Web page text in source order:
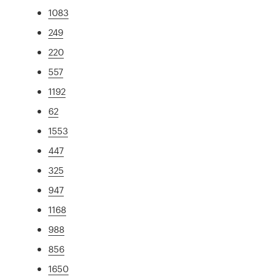
1083
249
220
557
1192
62
1553
447
325
947
1168
988
856
1650